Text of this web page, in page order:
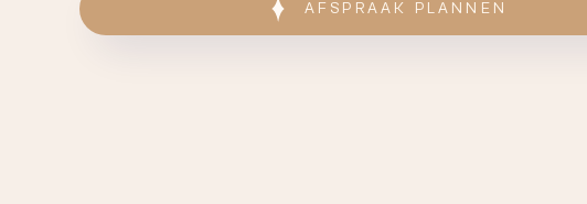
AFSPRAAK PLANNEN